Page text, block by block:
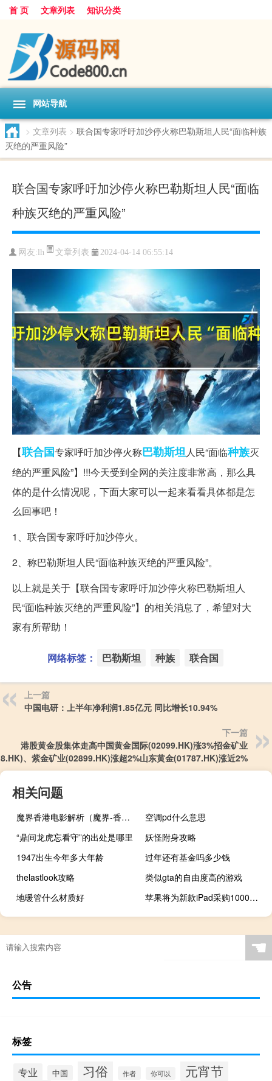
首 页 文章列表 知识分类
网站导航
> 文章列表 > 联合国专家呼吁加沙停火称巴勒斯坦人民“面临种族
灭绝的严重风险”
联合国专家呼吁加沙停火称巴勒斯坦人民“面临
种族灭绝的严重风险”
网友: lh 文章列表 2024-04-14 06:55:14
【联合国专家呼吁加沙停火称巴勒斯坦人民“面临种族灭
绝的严重风险”】!!!今天受到全网的关注度非常高，那么具
体的是什么情况呢，下面大家可以一起来看看具体都是怎
么回事吧！
1、联合国专家呼吁加沙停火。
2、称巴勒斯坦人民“面临种族灭绝的严重风险”。
以上就是关于【联合国专家呼吁加沙停火称巴勒斯坦人
民“面临种族灭绝的严重风险”】的相关消息了，希望对大
家有所帮助！
网络标签： 巴勒斯坦 种族 联合国
上一篇
中国电研：上半年净利润1.85亿元 同比增长10.94%
下一篇
港股黄金股集体走高中国黄金国际(02099.HK)涨3%招金矿业
、紫金矿业(02899.HK)涨超2%山东黄金(01787.HK)涨近2%
相关问题
魔界香港电影解析（魔界-香港电影简介）
空调pd什么意思
“鼎间龙虎忘看守”的出处是哪里
妖怪附身攻略
1947出生今年多大年龄
过年还有基金吗多少钱
thelastlook攻略
类似gta的自由度高的游戏
地暖管什么材质好
苹果将为新款iPad采购1000万片OLED面板：初期订单包括11英吋600万片、12.9英吋400万片
☚
公告
标签
专业 中国 习俗 作者 你可以 元宵节